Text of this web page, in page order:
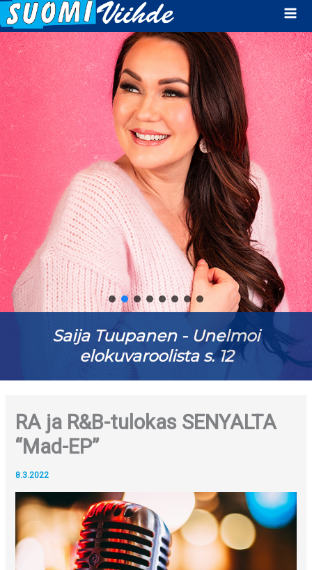
Saija Tuupanen - Unelmoi
elokuvaroolista s. 12
RA ja R&B-tulokas SENYALTA
“Mad-EP”
8.3.2022